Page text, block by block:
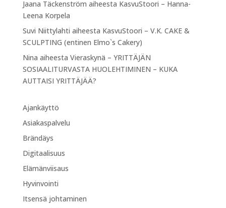
Jaana Täckenström aiheesta KasvuStoori – Hanna-
Leena Korpela
Suvi Niittylahti aiheesta KasvuStoori – V.K. CAKE &
SCULPTING (entinen Elmo`s Cakery)
Nina aiheesta Vieraskynä – YRITTÄJÄN
SOSIAALITURVASTA HUOLEHTIMINEN – KUKA
AUTTAISI YRITTÄJÄÄ?
Ajankäyttö
Asiakaspalvelu
Brändäys
Digitaalisuus
Elämänviisaus
Hyvinvointi
Itsensä johtaminen